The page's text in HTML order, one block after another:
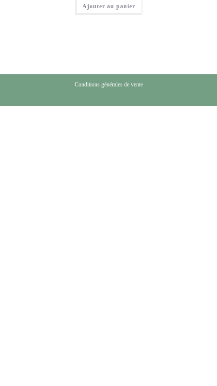
Ajouter au panier
Conditions générales de vente